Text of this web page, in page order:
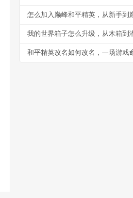
怎么加入巅峰和平精英，从新手到
和平精英改名如何改名，一场游戏